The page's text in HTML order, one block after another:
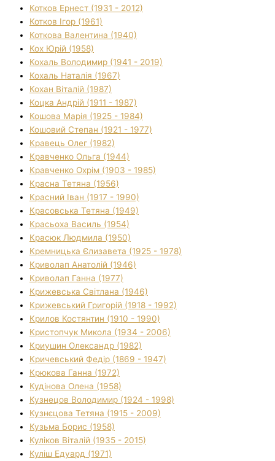
Котков Ернест (1931 - 2012)
Котков Ігор (1961)
Коткова Валентина (1940)
Кох Юрій (1958)
Кохаль Володимир (1941 - 2019)
Кохаль Наталія (1967)
Кохан Віталій (1987)
Коцка Андрій (1911 - 1987)
Кошова Марія (1925 - 1984)
Кошовий Степан (1921 - 1977)
Кравець Олег (1982)
Кравченко Ольга (1944)
Кравченко Охрім (1903 - 1985)
Красна Тетяна (1956)
Красний Іван (1917 - 1990)
Красовська Тетяна (1949)
Красьоха Василь (1954)
Красюк Людмила (1950)
Кремницька Єлизавета (1925 - 1978)
Криволап Анатолій (1946)
Криволап Ганна (1977)
Крижевська Світлана (1946)
Крижевський Григорій (1918 - 1992)
Крилов Костянтин (1910 - 1990)
Кристопчук Микола (1934 - 2006)
Криушин Олександр (1982)
Кричевський Федір (1869 - 1947)
Крюкова Ганна (1972)
Кудінова Олена (1958)
Кузнецов Володимир (1924 - 1998)
Кузнєцова Тетяна (1915 - 2009)
Кузьма Борис (1958)
Куліков Віталій (1935 - 2015)
Куліш Едуард (1971)